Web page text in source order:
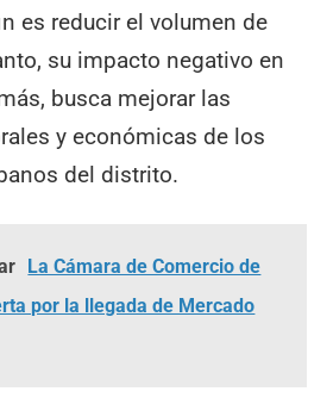
es reducir el volumen de
su impacto negativo en
busca mejorar las
y económicas de los
del distrito.
La Cámara de Comercio de
por la llegada de Mercado